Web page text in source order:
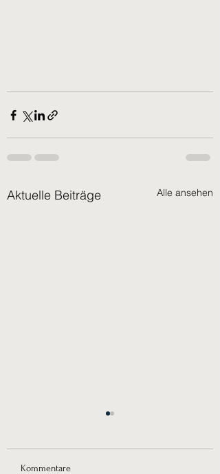
Aktuelle Beiträge Alle ansehen
Kommentare